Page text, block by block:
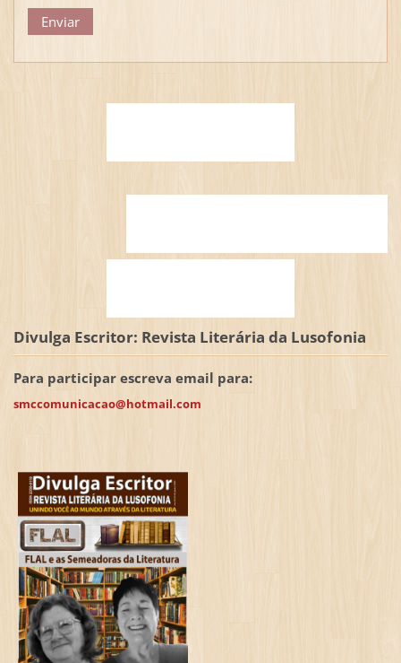
Divulga Escritor: Revista Literária da Lusofonia
Para participar escreva email para:
smccomunicacao@hotmail.com